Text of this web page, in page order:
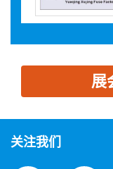
展
关注我们